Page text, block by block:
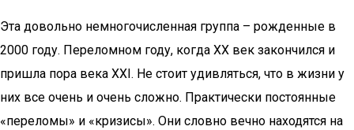
Эта довольно немногочисленная группа – рожденные в
2000 году. Переломном году, когда XX век закончился и
пришла пора века XXI. Не стоит удивляться, что в жизни у
них все очень и очень сложно. Практически постоянные
«переломы» и «кризисы». Они словно вечно находятся на